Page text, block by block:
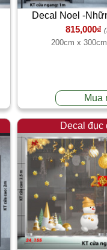
Decal Noel -
815,000₫
200cm x
Mua
Decal đục